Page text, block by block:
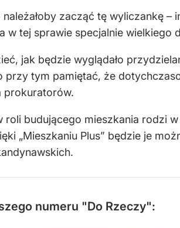
zacząć tę wyliczankę
w tej sprawie specjalnie wielkiego
jak będzie wyglądało
przy tym pamiętać, że
prokuratorów.
budującego mieszkania rodzi
„Mieszkaniu Plus” będzie je
numeru "Do Rzeczy":